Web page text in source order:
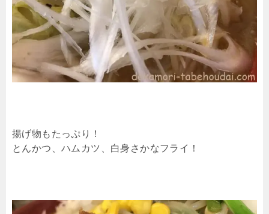
揚げ物もたっぷり！
とんかつ、ハムカツ、白身さかなフライ！